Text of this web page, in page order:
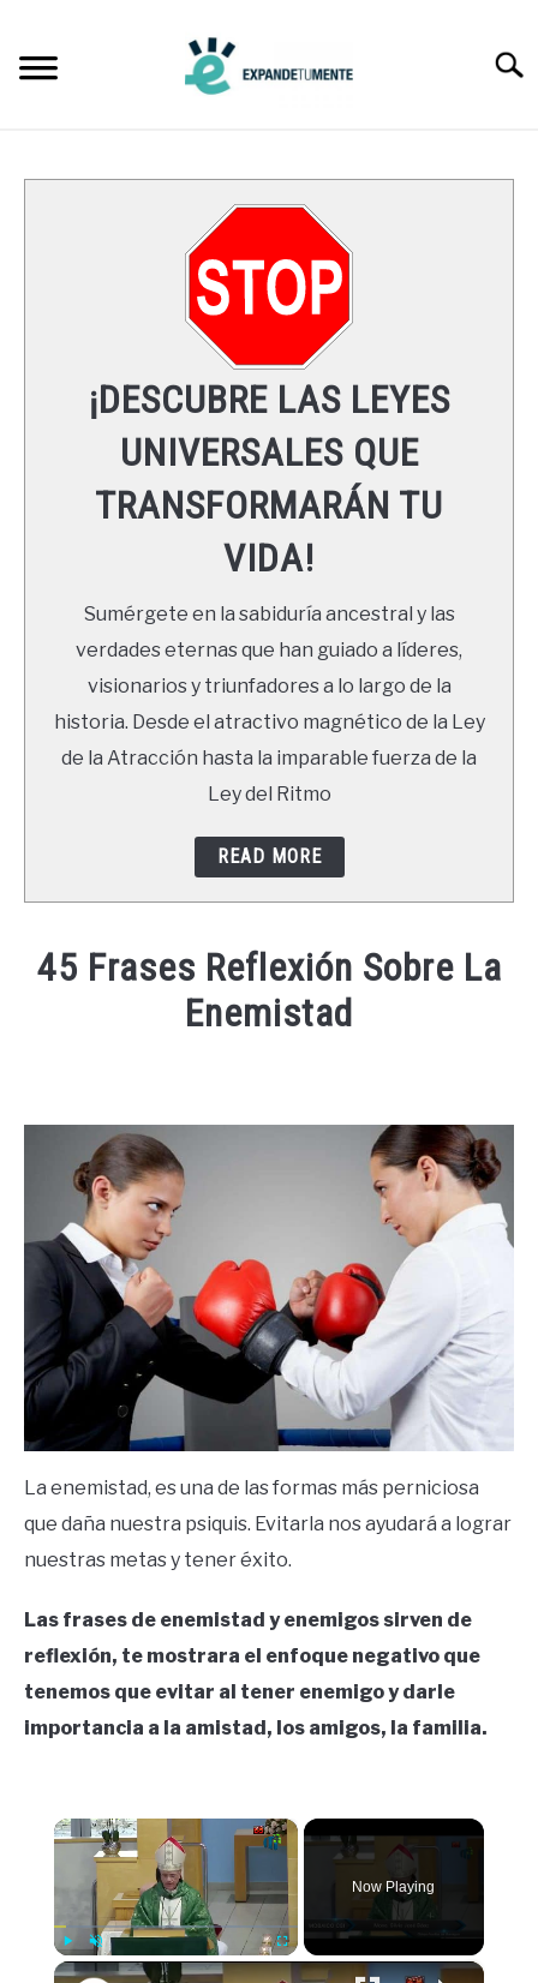
content
LEYES UNIVERSALES
RECURSOS
NEWSLETTER
¡DESCUBRE LAS LEYES
UNIVERSALES QUE
TRANSFORMARÁN TU
VIDA!
Sumérgete en la sabiduría ancestral y las
verdades eternas que han guiado a líderes,
visionarios y triunfadores a lo largo de la
historia. Desde el atractivo magnético de la Ley
de la Atracción hasta la imparable fuerza de la
Ley del Ritmo
READ MORE
45 Frases Reflexión Sobre La
Enemistad
Frases
La enemistad, es una de las formas más perniciosa
que daña nuestra psiquis. Evitarla nos ayudará a lograr
nuestras metas y tener éxito.
Las frases de enemistad y enemigos sirven de
reflexión, te mostrara el enfoque negativo que
tenemos que evitar al tener enemigo y darle
importancia a la amistad, los amigos, la familia.
×
Unmute Fullscreen
Now Playing
×